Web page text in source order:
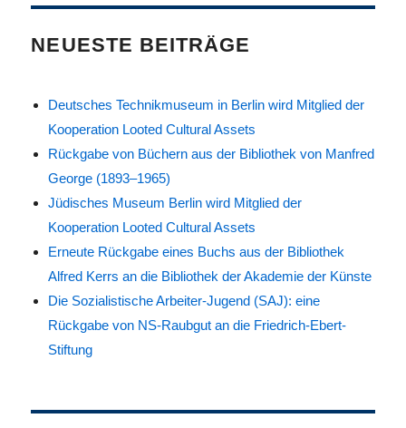
NEUESTE BEITRÄGE
Deutsches Technikmuseum in Berlin wird Mitglied der
Kooperation Looted Cultural Assets
Rückgabe von Büchern aus der Bibliothek von Manfred
George (1893–1965)
Jüdisches Museum Berlin wird Mitglied der
Kooperation Looted Cultural Assets
Erneute Rückgabe eines Buchs aus der Bibliothek
Alfred Kerrs an die Bibliothek der Akademie der Künste
Die Sozialistische Arbeiter-Jugend (SAJ): eine
Rückgabe von NS-Raubgut an die Friedrich-Ebert-
Stiftung